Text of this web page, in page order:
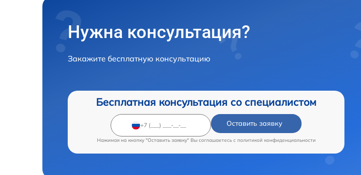
Нужна консультация?
Закажите бесплатную консультацию
Бесплатная консультация со специалистом
Оставить заявку
Нажимая на кнопку "Оставить заявку" Вы соглашаетесь c политикой конфиденциальности